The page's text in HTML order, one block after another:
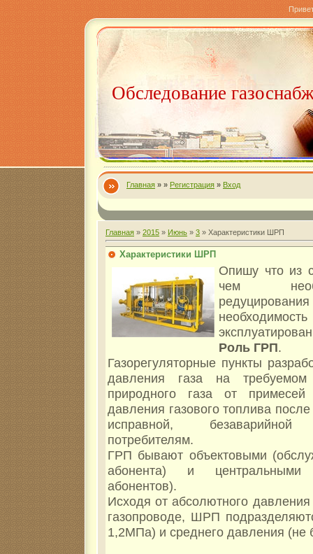
Обследование
Главная » » Регистрация » Вход
Главная » 2015 » Июнь » 3 » Характеристики ШРП
Характеристики ШРП
Опишу что из
чем
Роль ГРП.
Газорегуляторные пункты
давления газа на требуемом
природного газа от
давления газового топлива
исправной, безаварийной
потребителям.
ГРП бывают объектовыми
абонента) и центральными
абонентов).
Исходя от абсолютного давления
газопроводе, ШРП
1,2МПа) и среднего давления (не